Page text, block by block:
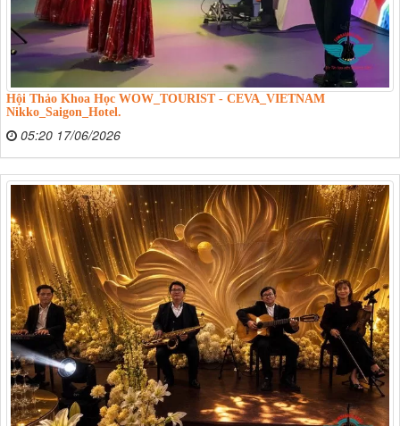
Hội Thảo Khoa Học WOW_TOURIST - CEVA_VIETNAM
Nikko_Saigon_Hotel.
05:20 17/06/2026